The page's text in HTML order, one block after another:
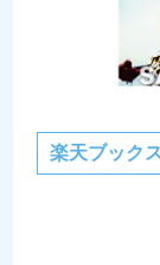
楽天ブック